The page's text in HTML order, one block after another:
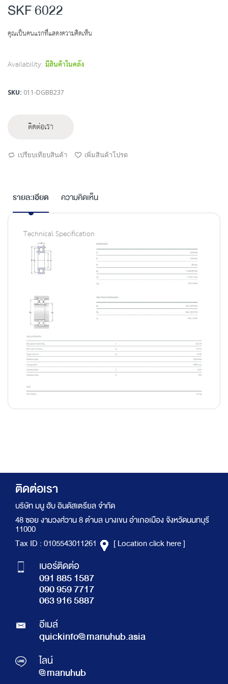
SKF 6022
คุณเป็นคนแรกที่แสดงความคิดเห็น
Availability: มีสินค้าในคลัง
SKU 011-DGBB237
ติดต่อเรา
เปรียบเทียบสินค้า เพิ่มสินค้าโปรด
รายละเอียด
Technical Specification
ความคิดเห็น
ติดต่อเรา
บริษัท มนู ฮับ อินดัสเตรียล จำกัด
48 ซอย งามวงศ์วาน 8 ตำบล บางเขน อำเภอเมือง จังหวัดนนทบุรี
11000
Tax ID : 0105543011261
[ Location click here ]
เบอร์ติดต่อ
091 885 1587
090 959 7717
063 916 5887
อีเมล์
quickinfo@manuhub.asia
ไลน์
@manuhub